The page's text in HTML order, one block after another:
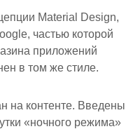
Material Design,
частью которой
приложений
в том же стиле.
на контенте. Введены
«ночного режима»